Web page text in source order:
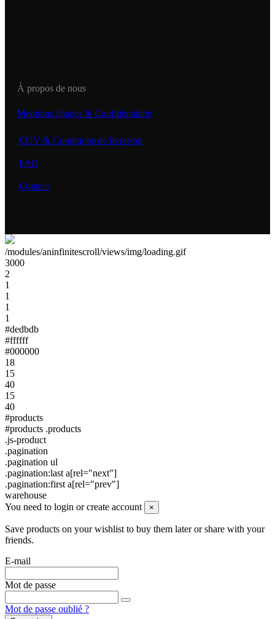
À propos de nous
Mentions légales & Confidentialité
CGV & Conditions de livraison
FAQ
Contact
/modules/aninfinitescroll/views/img/loading.gif
3000
2
1
1
1
1
#dedbdb
#ffffff
#000000
18
15
40
15
40
#products
#products .products
.js-product
.pagination
.pagination ul
.pagination:last a[rel="next"]
.pagination:first a[rel="prev"]
warehouse
You need to login or create account
×
Save products on your wishlist to buy them later or share with your
friends.
E-mail
Mot de passe
Mot de passe oublié ?